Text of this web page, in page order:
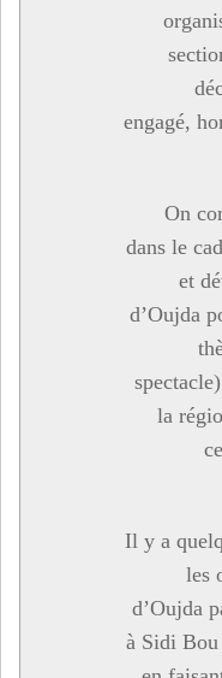
engagé,
On
dans le
et
d’Oujda
la
Il y a
les
d’Oujda
à Sidi